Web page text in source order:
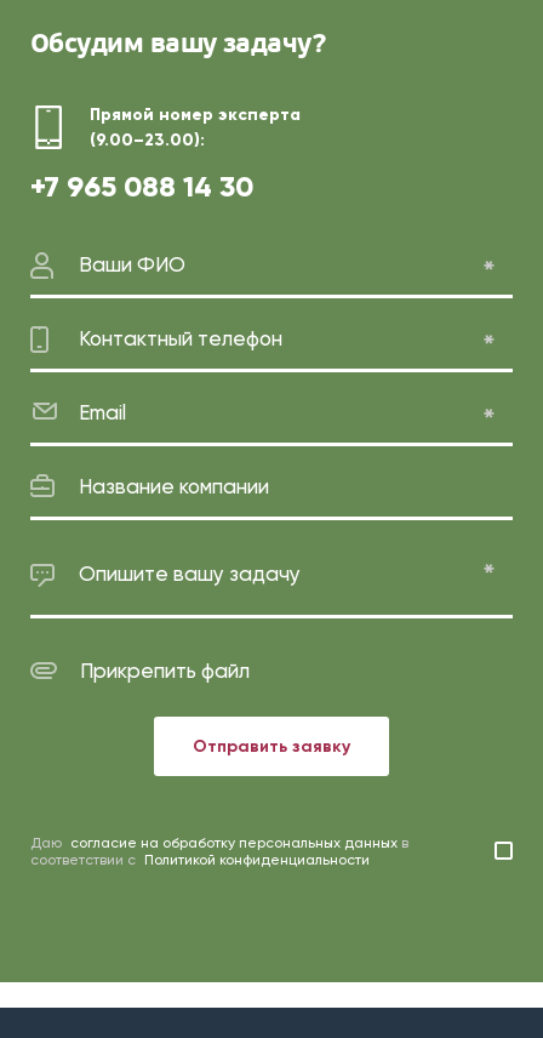
Обсудим вашу задачу?
Прямой номер эксперта
(9.00–23.00):
+7 965 088 14 30
Ваши ФИО
Контактный телефон
Email
Название компании
Опишите вашу задачу
Прикрепить файл
Отправить заявку
Даю согласие на обработку персональных данных в
соответствии с Политикой конфиденциальности